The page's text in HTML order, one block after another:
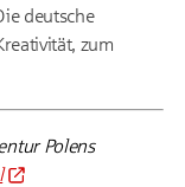
deutsche
zum
Polens